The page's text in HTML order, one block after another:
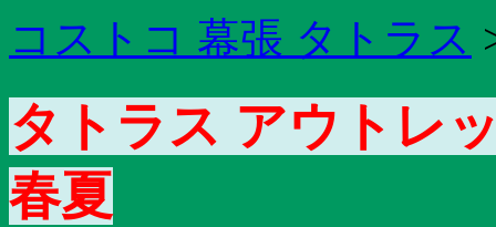
コストコ 幕張 タトラス
タトラス アウトレ
春夏